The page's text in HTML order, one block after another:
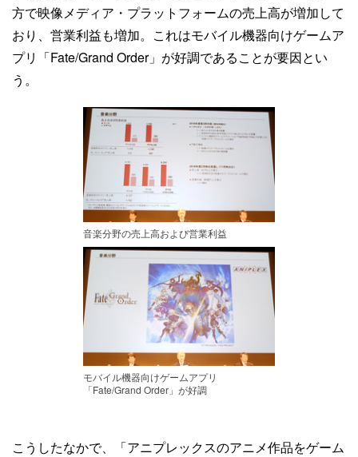
方で映像メディア・プラットフォームの売上高が増加して
おり、営業利益も増加。これはモバイル機器向けゲームア
プリ「Fate/Grand Order」が好調であることが要因とい
う。
音楽分野の売上高および営業利益
モバイル機器向けゲームアプリ
「Fate/Grand Order」が好調
こうしたなかで、「アニプレックスのアニメ作品をゲーム